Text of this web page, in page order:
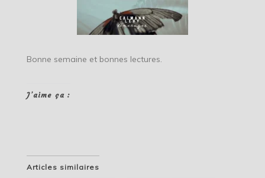
Bonne semaine et bonnes lectures.
J’aime ça :
Articles similaires